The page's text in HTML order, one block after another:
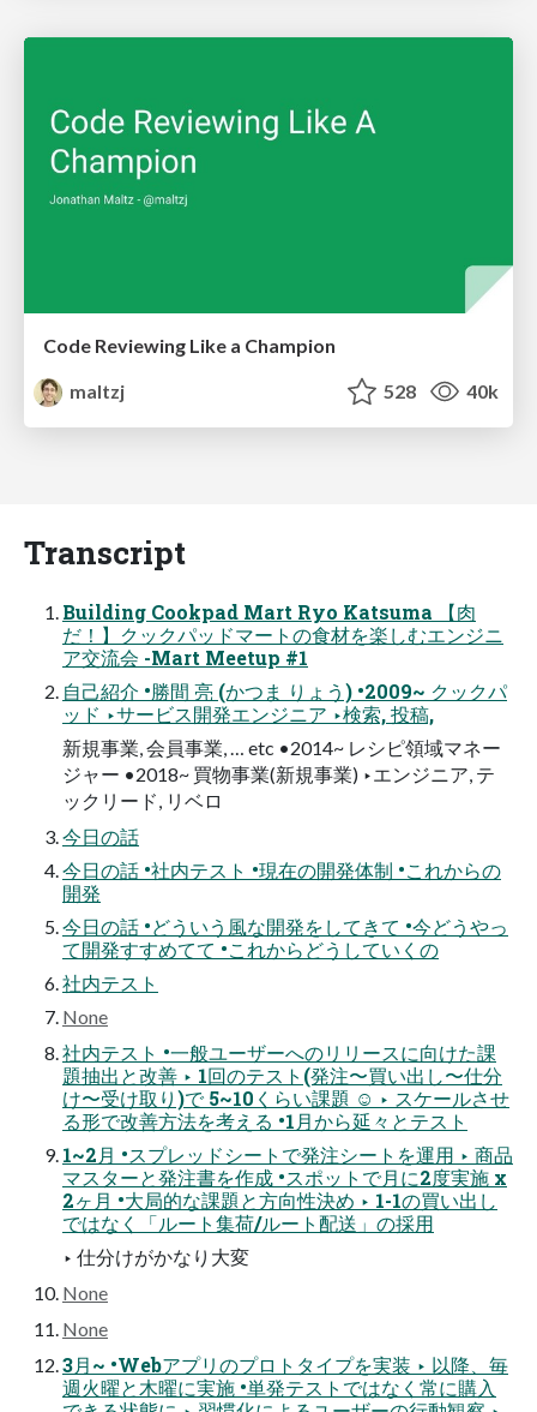
Code Reviewing Like a Champion
maltzj
528 40k
Transcript
Building Cookpad Mart Ryo Katsuma 【肉
だ！】クックパッドマートの食材を楽しむエンジニ
ア交流会 -Mart Meetup #1
自己紹介 •勝間 亮 (かつま りょう) •2009~ クックパ
ッド ‣サービス開発エンジニア ‣検索, 投稿,
新規事業, 会員事業, … etc •2014~ レシピ領域マネー
ジャー •2018~ 買物事業(新規事業) ‣エンジニア, テ
ックリード, リベロ
今日の話
今日の話 •社内テスト •現在の開発体制 •これからの
開発
今日の話 •どういう風な開発をしてきて •今どうやっ
て開発すすめてて •これからどうしていくの
社内テスト
None
社内テスト •一般ユーザーへのリリースに向けた課
題抽出と改善 ‣ 1回のテスト(発注〜買い出し〜仕分
け〜受け取り)で 5~10くらい課題 ☺ ‣ スケールさせ
る形で改善方法を考える •1月から延々とテスト
1~2月 •スプレッドシートで発注シートを運用 ‣ 商品
マスターと発注書を作成 •スポットで月に2度実施 x
2ヶ月 •大局的な課題と方向性決め ‣ 1-1の買い出し
ではなく「ルート集荷/ルート配送」の採用
‣ 仕分けがかなり大変
None
None
3月~ •Webアプリのプロトタイプを実装 ‣ 以降、毎
週火曜と木曜に実施 •単発テストではなく常に購入